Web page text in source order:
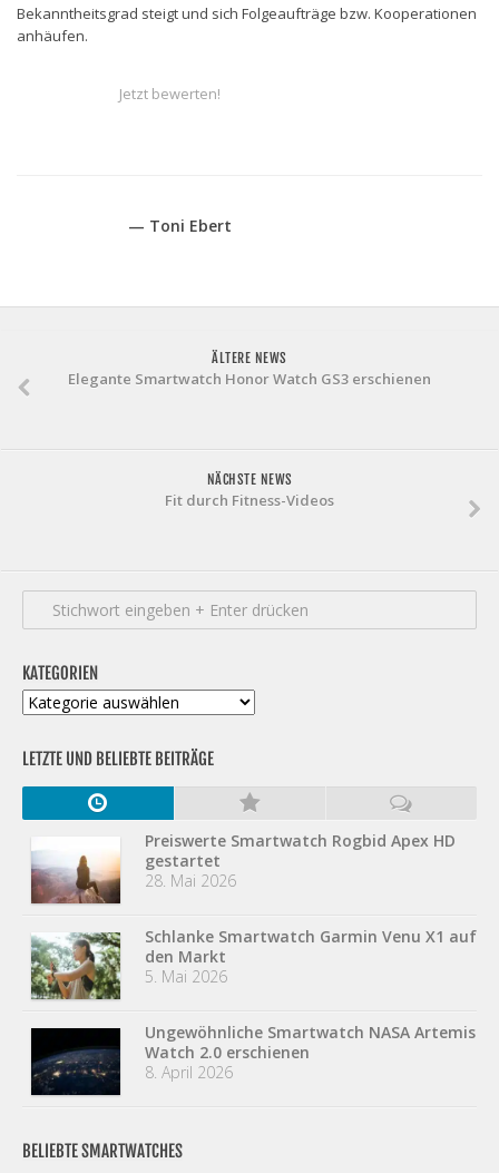
Bekanntheitsgrad steigt und sich Folgeaufträge bzw. Kooperationen
anhäufen.
Jetzt bewerten!
— Toni Ebert
ÄLTERE NEWS
Elegante Smartwatch Honor Watch GS3 erschienen
NÄCHSTE NEWS
Fit durch Fitness-Videos
KATEGORIEN
Kategorien
LETZTE UND BELIEBTE BEITRÄGE
Preiswerte Smartwatch Rogbid Apex HD
gestartet
28. Mai 2026
Schlanke Smartwatch Garmin Venu X1 auf
den Markt
5. Mai 2026
Ungewöhnliche Smartwatch NASA Artemis
Watch 2.0 erschienen
8. April 2026
BELIEBTE SMARTWATCHES